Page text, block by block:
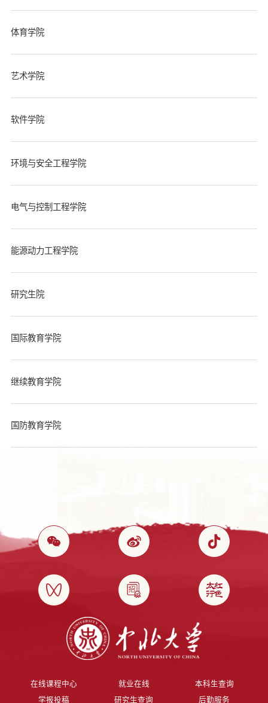
体育学院
艺术学院
软件学院
环境与安全工程学院
电气与控制工程学院
能源动力工程学院
研究生院
国际教育学院
继续教育学院
国防教育学院
在线课程中心 就业在线
本科生查询
学报投稿
研究生查询 后勤服务